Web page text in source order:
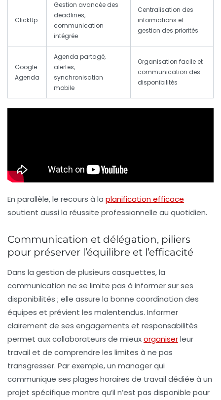
ClickUp
Gestion avancée des
deadlines,
communication
intégrée
Centralisation des
informations et
gestion des priorités
Google
Agenda
Agenda partagé,
alertes,
synchronisation
mobile
Organisation facile et
communication des
disponibilités
En parallèle, le recours à la planification efficace
soutient aussi la réussite professionnelle au quotidien.
Communication et délégation, piliers
pour préserver l’équilibre et l’efficacité
Dans la gestion de plusieurs casquettes,la
communication ne se limite pas à informer sur ses
disponibilités ; elle assure la bonne coordination des
équipes et prévient les malentendus. Informer
clairement de ses engagements et responsabilités
permet aux collaborateurs de mieuxorganiserleur
travail et de comprendre les limites à ne pas
transgresser. Par exemple, un manager qui
communique ses plages horaires de travail dédiée à un
projet spécifique montre qu’il n’est pas disponible pour